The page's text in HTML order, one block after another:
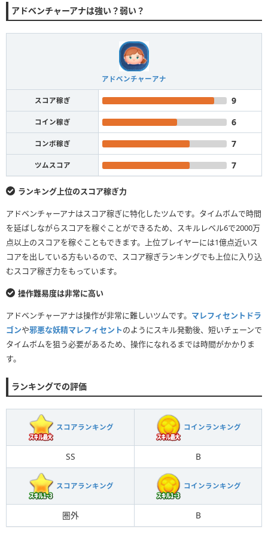
アドベンチャーアナは強い？弱い？
アドベンチャーアナ
スコア稼ぎ 9
コイン稼ぎ 6
コンボ稼ぎ 7
ツムスコア 7
ランキング上位のスコア稼ぎ力
アドベンチャーアナはスコア稼ぎに特化したツムです。タイムボムで時間
を延ばしながらスコアを稼ぐことができるため、スキルレベル6で2000万
点以上のスコアを稼ぐこともできます。上位プレイヤーには1億点近いス
コアを出している方もいるので、スコア稼ぎランキングでも上位に入り込
むスコア稼ぎ力をもっています。
操作難易度は非常に高い
アドベンチャーアナは操作が非常に難しいツムです。 マレフィセントドラ
ゴンや邪悪な妖精マレフィセントのようにスキル発動後、短いチェーンで
タイムボムを狙う必要があるため、操作になれるまでは時間がかかりま
す。
ランキングでの評価
スコアランキング コインランキング
SS B
スコアランキング コインランキング
圏外 B